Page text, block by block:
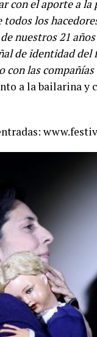
con el aporte a
los
nuestros 21
de identidad
las compañías
a la bailarina y